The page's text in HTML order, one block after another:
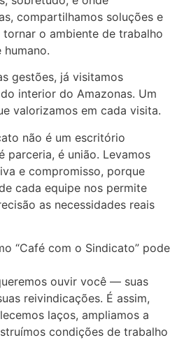
compartilhamos soluções e
o ambiente de trabalho
humano.
gestões, já visitamos
interior do Amazonas. Um
valorizamos em cada visita.
não é um escritório
parceria, é união. Levamos
e compromisso, porque
cada equipe nos permite
as necessidades reais
“Café com o Sindicato” pode
ouvir você — suas
reivindicações. É assim,
laços, ampliamos a
condições de trabalho